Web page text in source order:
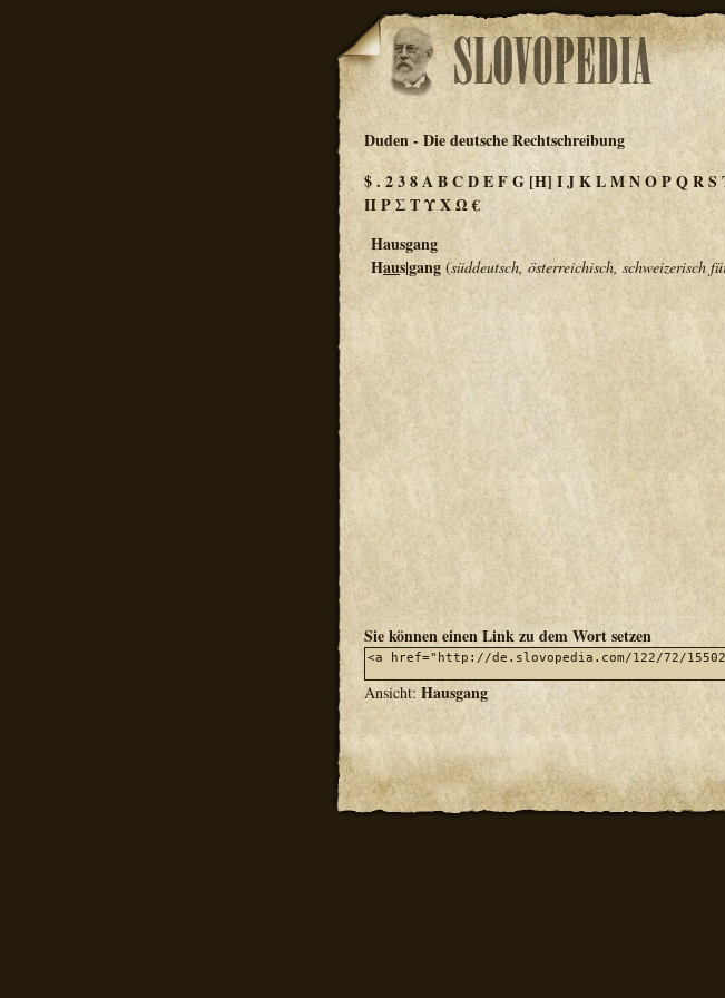
Duden - Die deutsche Rechtschreibung
$. 238ABCDEFG [H] IJKLMNOPQRS
ΠΡΣΤΥΧΩ€
Hausgang
Haus|gang (süddeutsch, österreichisch, schweizerisch
Sie können einen Link zu dem Wort setzen
Ansicht: Hausgang